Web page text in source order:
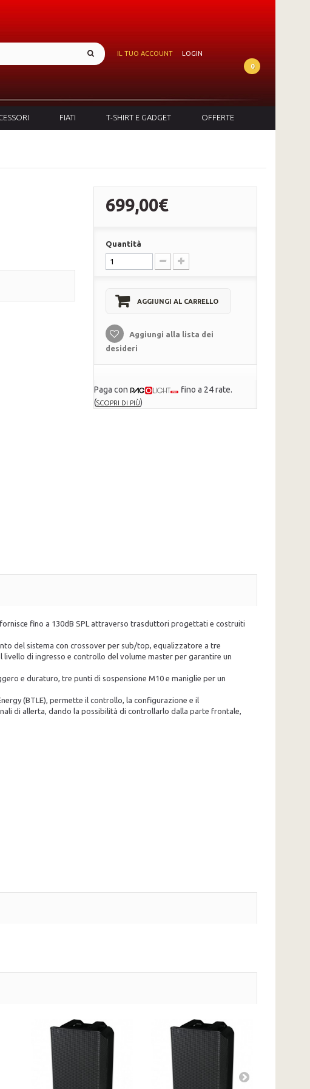
IL TUO ACCOUNT
LOGIN
0
FIATI T-SHIRT E GADGET OFFERTE
699,00€
Quantità
AGGIUNGI AL CARRELLO
Aggiungi alla lista dei
desideri
Paga con
fino a 24 rate.
(SCOPRI DI PIÙ)
fino a 130dB SPL attraverso trasduttori progettati e costruiti
del sistema con crossover per sub/top, equalizzatore a tre
di ingresso e controllo del volume master per garantire un
e duraturo, tre punti di sospensione M10 e maniglie per un
(BTLE), permette il controllo, la configurazione e il
di allerta, dando la possibilità di controllarlo dalla parte frontale,